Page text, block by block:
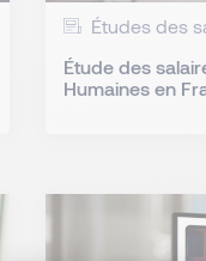
Études des
Étude des
Humaines en